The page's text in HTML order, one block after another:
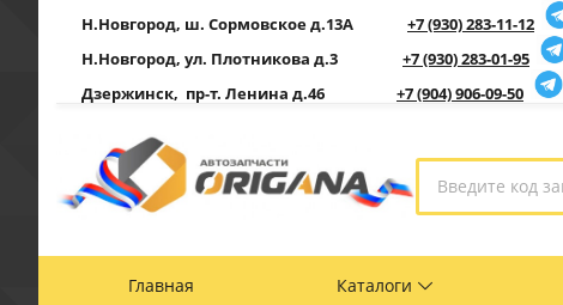
Н.Новгород, ш. Сормовское д.13А +7 (930) 283-11-12
Н.Новгород, ул. Плотникова д.3
+7 (930) 283-01-95
Дзержинск, пр-т. Ленина д.46
+7 (904) 906-09-50
Главная Каталоги